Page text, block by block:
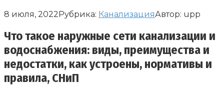
8 июля, 2022Рубрика: КанализацияАвтор: upp
Что такое наружные сети канализации и
водоснабжения: виды, преимущества и
недостатки, как устроены, нормативы и
правила, СНиП